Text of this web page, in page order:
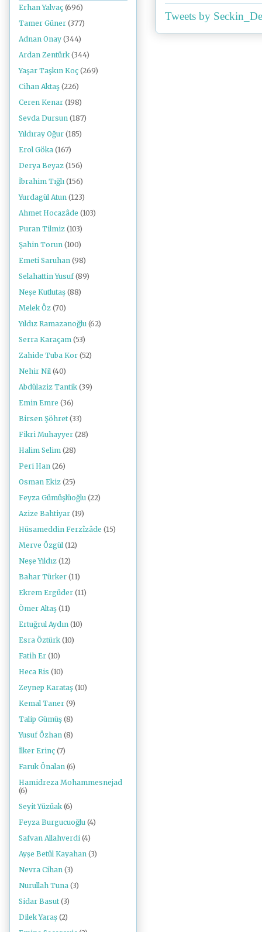
Tweets by
Erhan Yalvaç (696)
Tamer Güner (377)
Adnan Onay (344)
Ardan Zentürk (344)
Yaşar Taşkın Koç (269)
Cihan Aktaş (226)
Ceren Kenar (198)
Sevda Dursun (187)
Yıldıray Oğur (185)
Erol Göka (167)
Derya Beyaz (156)
İbrahim Tığlı (156)
Yurdagül Atun (123)
Ahmet Hocazâde (103)
Puran Tilmiz (103)
Şahin Torun (100)
Emeti Saruhan (98)
Selahattin Yusuf (89)
Neşe Kutlutaş (88)
Melek Öz (70)
Yıldız Ramazanoğlu (62)
Serra Karaçam (53)
Zahide Tuba Kor (52)
Nehir Nil (40)
Abdülaziz Tantik (39)
Emin Emre (36)
Birsen Şöhret (33)
Fikri Muhayyer (28)
Halim Selim (28)
Peri Han (26)
Osman Ekiz (25)
Feyza Gümüşlüoğlu (22)
Azize Bahtiyar (19)
Hüsameddin Ferzîzâde (15)
Merve Özgül (12)
Neşe Yıldız (12)
Bahar Türker (11)
Ekrem Ergüder (11)
Ömer Altaş (11)
Ertuğrul Aydın (10)
Esra Öztürk (10)
Fatih Er (10)
Heca Ris (10)
Zeynep Karataş (10)
Kemal Taner (9)
Talip Gümüş (8)
Yusuf Özhan (8)
İlker Erinç (7)
Faruk Önalan (6)
Hamidreza Mohammesnejad
(6)
Seyit Yüzüak (6)
Feyza Burgucuoğlu (4)
Safvan Allahverdi (4)
Ayşe Betül Kayahan (3)
Nevra Cihan (3)
Nurullah Tuna (3)
Sidar Basut (3)
Dilek Yaraş (2)